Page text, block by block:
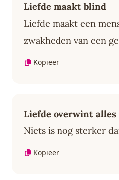
Liefde maakt blind
Liefde maakt een
zwakheden van een
Kopieer
Liefde overwint alles
Niets is nog sterker
Kopieer